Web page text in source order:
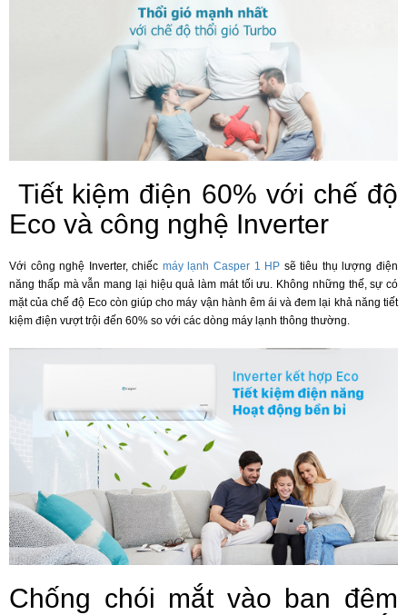
Tiết kiệm điện 60% với chế độ
Eco và công nghệ Inverter
Với công nghệ Inverter, chiếc máy lạnh Casper 1 HP sẽ tiêu thụ lượng điện
năng thấp mà vẫn mang lại hiệu quả làm mát tối ưu. Không những thế, sự có
mặt của chế độ Eco còn giúp cho máy vận hành êm ái và đem lại khả năng tiết
kiệm điện vượt trội đến 60% so với các dòng máy lạnh thông thường.
Chống chói mắt vào ban đêm